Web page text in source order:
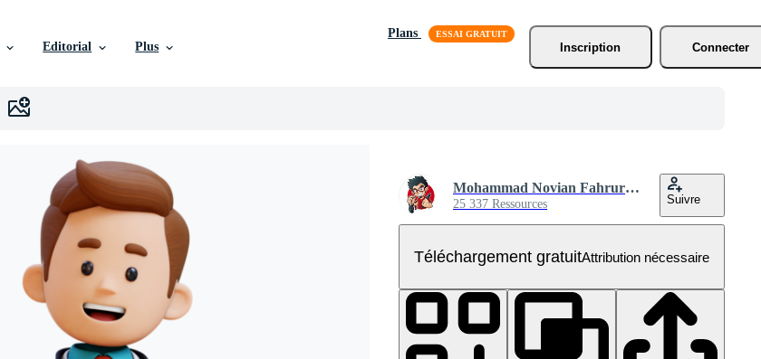
Editorial Plus
Plans
Inscription
Connecter
Mohammad Novian Fahrurriza
25 337 Ressources Suivre
Téléchargement gratuitAttribution nécessaire